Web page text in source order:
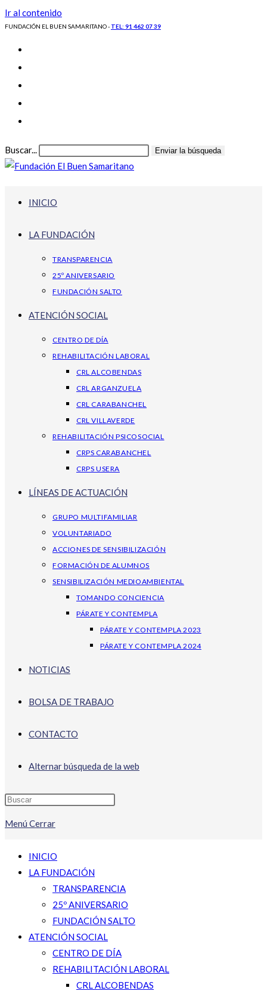
Ir al contenido
FUNDACIÓN EL BUEN SAMARITANO - TEL: 91 462 07 39
Buscar... Enviar la búsqueda
INICIO
LA FUNDACIÓN
TRANSPARENCIA
25º ANIVERSARIO
FUNDACIÓN SALTO
ATENCIÓN SOCIAL
CENTRO DE DÍA
REHABILITACIÓN LABORAL
CRL ALCOBENDAS
CRL ARGANZUELA
CRL CARABANCHEL
CRL VILLAVERDE
REHABILITACIÓN PSICOSOCIAL
CRPS CARABANCHEL
CRPS USERA
LÍNEAS DE ACTUACIÓN
GRUPO MULTIFAMILIAR
VOLUNTARIADO
ACCIONES DE SENSIBILIZACIÓN
FORMACIÓN DE ALUMNOS
SENSIBILIZACIÓN MEDIOAMBIENTAL
TOMANDO CONCIENCIA
PÁRATE Y CONTEMPLA
PÁRATE Y CONTEMPLA 2023
PÁRATE Y CONTEMPLA 2024
NOTICIAS
BOLSA DE TRABAJO
CONTACTO
Alternar búsqueda de la web
Menú Cerrar
INICIO
LA FUNDACIÓN
TRANSPARENCIA
25º ANIVERSARIO
FUNDACIÓN SALTO
ATENCIÓN SOCIAL
CENTRO DE DÍA
REHABILITACIÓN LABORAL
CRL ALCOBENDAS